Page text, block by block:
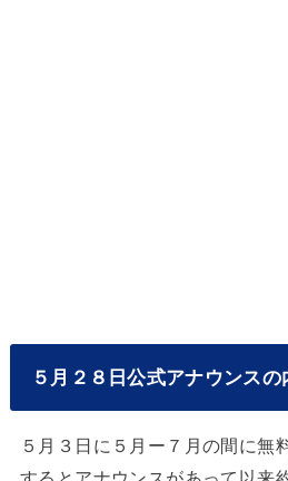
５月２８日公式アナウンスの
５月３日に５月ー７月の間に無